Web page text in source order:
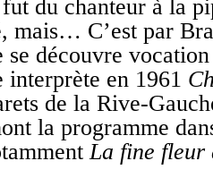
du chanteur à la
mais… C’est par
se découvre
en 1961
de la Rive-
la programme
La fine fleur